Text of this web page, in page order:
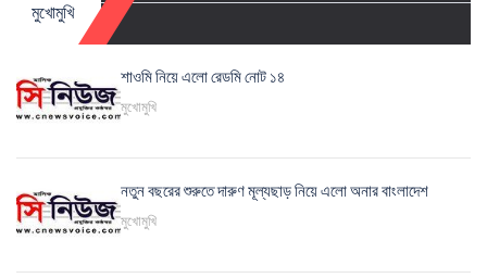
মুখোমুখি
শাওমি নিয়ে এলো রেডমি নোট ১৪
মুখোমুখি
নতুন বছরের শুরুতে দারুণ মূল্যছাড় নিয়ে এলো অনার বাংলাদেশ
মুখোমুখি